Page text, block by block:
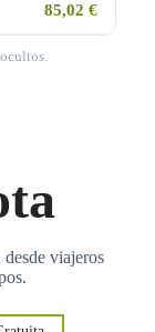
85,02 €
viajeros